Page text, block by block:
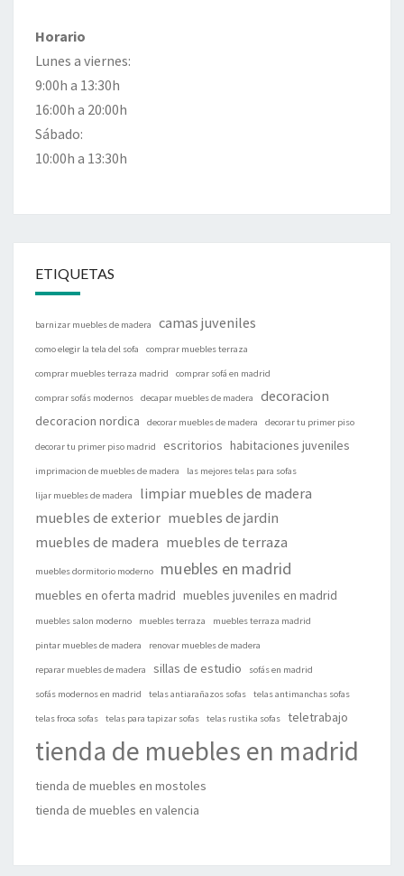
Horario
Lunes a viernes:
9:00h a 13:30h
16:00h a 20:00h
Sábado:
10:00h a 13:30h
ETIQUETAS
barnizar muebles de madera camas juveniles
como elegir la tela del sofa comprar muebles terraza
comprar muebles terraza madrid comprar sofá en madrid
comprar sofás modernos decapar muebles de madera decoracion
decoracion nordica decorar muebles de madera decorar tu primer piso
decorar tu primer piso madrid escritorios habitaciones juveniles
imprimacion de muebles de madera las mejores telas para sofas
lijar muebles de madera
limpiar muebles de madera
muebles de exterior muebles de jardin
muebles de madera muebles de terraza
muebles dormitorio moderno muebles en madrid
muebles en oferta madrid muebles juveniles en madrid
muebles salon moderno muebles terraza muebles terraza madrid
pintar muebles de madera renovar muebles de madera
reparar muebles de madera sillas de estudio sofás en madrid
sofás modernos en madrid telas antiarañazos sofas telas antimanchas sofas
telas froca sofas telas para tapizar sofas telas rustika sofas teletrabajo
tienda de muebles en madrid
tienda de muebles en mostoles
tienda de muebles en valencia